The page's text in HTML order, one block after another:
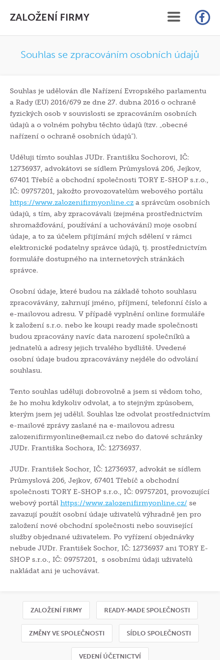
ZALOŽENÍ FIRMY
KONTAKT
ON-LINE ZALOŽENÍ S.R.O.
Souhlas se zpracováním osobních údajů
Souhlas je udělován dle Nařízení Evropského parlamentu
a Rady (EU) 2016/679 ze dne 27. dubna 2016 o ochraně
fyzických osob v souvislosti se zpracováním osobních
údajů a o volném pohybu těchto údajů (tzv. „obecné
nařízení o ochraně osobních údajů“).
Uděluji tímto souhlas JUDr. Františku Sochorovi, IČ:
12736937, advokátovi se sídlem Průmyslová 206, Jejkov,
67401 Třebíč a obchodní společnosti TORY E-SHOP s.r.o.,
IČ: 09757201, jakožto provozovatelům webového portálu
https://www.zalozenifirmyonline.cz a správcům osobních
údajů, s tím, aby zpracovávali (zejména prostřednictvím
shromažďování, používání a uchovávání) moje osobní
údaje, a to za účelem přijímání mých sdělení v rámci
elektronické podatelny správce údajů, tj. prostřednictvím
formuláře dostupného na internetových stránkách
správce.
Osobní údaje, které budou na základě tohoto souhlasu
zpracovávány, zahrnují jméno, příjmení, telefonní číslo a
e-mailovou adresu. V případě vyplnění online formuláře
k založení s.r.o. nebo ke koupi ready made společnosti
budou zpracovány navíc data narození společníků a
jednatelů a adresy jejich trvalého bydliště. Uvedené
osobní údaje budou zpracovávány nejdéle do odvolání
souhlasu.
Tento souhlas uděluji dobrovolně a jsem si vědom toho,
že ho mohu kdykoliv odvolat, a to stejným způsobem,
kterým jsem jej udělil. Souhlas lze odvolat prostřednictvím
e-mailové zprávy zaslané na e-mailovou adresu
zalozenifirmyonline@email.cz nebo do datové schránky
JUDr. Františka Sochora, IČ: 12736937.
JUDr. František Sochor, IČ: 12736937, advokát se sídlem
Průmyslová 206, Jejkov, 67401 Třebíč a obchodní
společnosti TORY E-SHOP s.r.o., IČ: 09757201, provozující
webový portál https://www.zalozenifirmyonline.cz/ se
zavazují použít osobní údaje uživatelů výhradně jen pro
založení nové obchodní společnosti nebo související
služby objednané uživatelem. Po vyřízení objednávky
nebude JUDr. František Sochor, IČ: 12736937 ani TORY E-
SHOP s.r.o., IČ: 09757201, s osobními údaji uživatelů
nakládat ani je uchovávat.
ZALOŽENÍ FIRMY READY-MADE SPOLEČNOSTI
ZMĚNY VE SPOLEČNOSTI SÍDLO SPOLEČNOSTI
VEDENÍ ÚČETNICTVÍ